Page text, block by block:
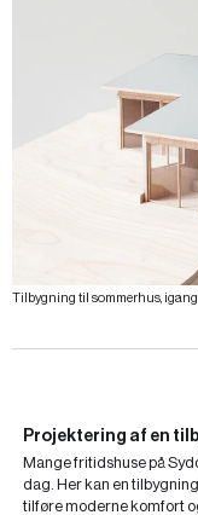
Tilbygning til sommerhus,
Projektering af en
Mange fritidshuse på
dag. Her kan en
tilføre moderne komfort